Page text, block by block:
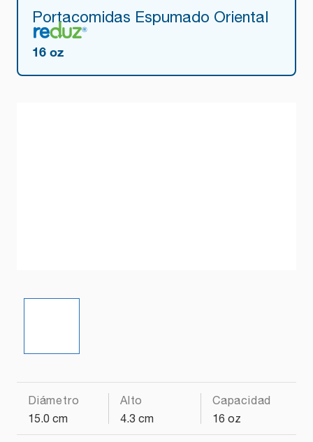
Portacomidas Espumado Oriental
16 oz
Diámetro
15.0 cm
Alto
4.3 cm
Capacidad
16 oz